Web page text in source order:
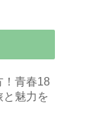
！青春18
と魅力を